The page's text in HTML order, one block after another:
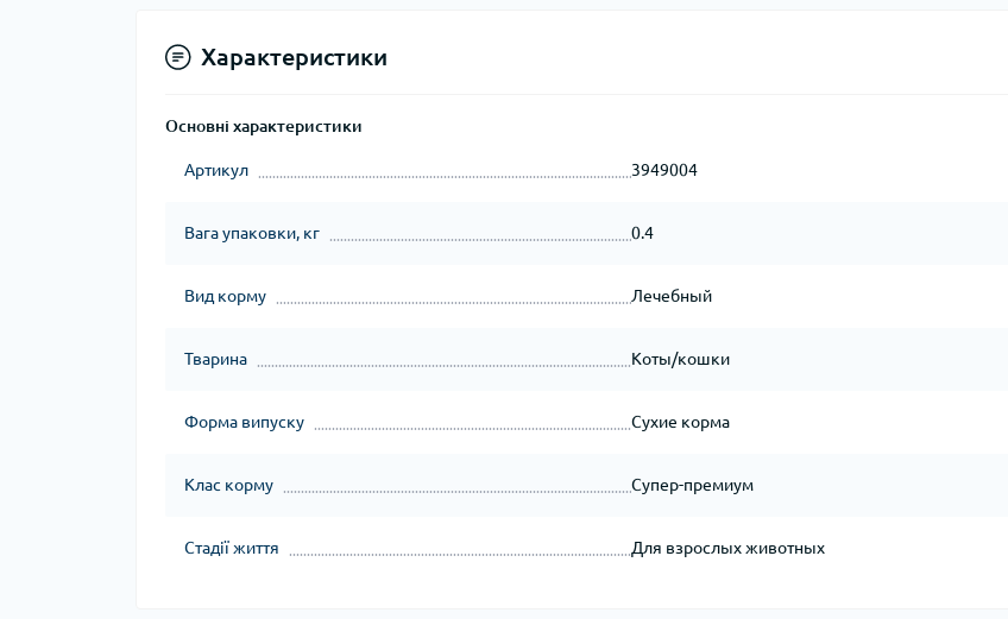
Характеристики
Основні характеристики
Артикул 3949004
Вага упаковки, кг 0.4
Вид корму Лечебный
Тварина Коты/кошки
Форма випуску Сухие корма
Клас корму Супер-премиум
Стадії життя Для взрослых животных